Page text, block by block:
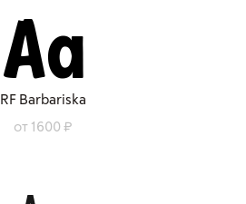
RF Barbariska
от 1600 ₽